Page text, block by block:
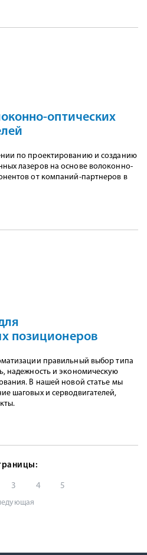
оптических
по проектированию и созданию
лазеров на основе волоконно-
от компаний-партнеров в
позиционеров
правильный выбор типа
надежность и экономическую
В нашей новой статье мы
шаговых и серводвигателей,
3 4
5